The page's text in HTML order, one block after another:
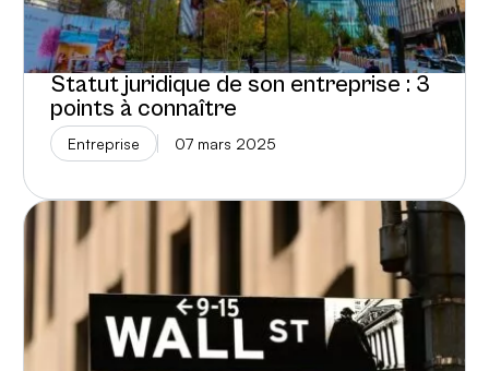
Statut juridique de son entreprise : 3
points à connaître
Entreprise 07 mars 2025